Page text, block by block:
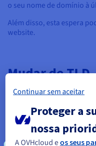
o seu nome de domínio à
Além disso, esta espera
website.
Mudar de TLD
Se não conseguir obter o
domínio, também
exemplo, se
verificar se existem
asuaempresa.ptou
Continuar sem aceitar
Proteger a
nossa
A OVHcloud e os seus